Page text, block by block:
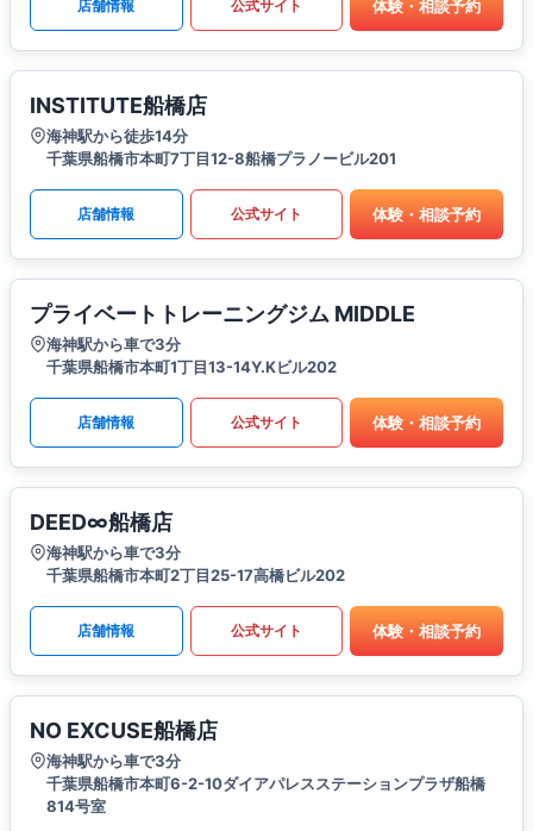
店舗情報 公式サイト 体験・相談予約
INSTITUTE船橋店
海神駅から徒歩14分
千葉県船橋市本町7丁目12-8船橋プラノービル201
店舗情報 公式サイト 体験・相談予約
プライベートトレーニングジム MIDDLE
海神駅から車で3分
千葉県船橋市本町1丁目13-14Y.Kビル202
店舗情報 公式サイト 体験・相談予約
DEED∞船橋店
海神駅から車で3分
千葉県船橋市本町2丁目25-17高橋ビル202
店舗情報 公式サイト 体験・相談予約
NO EXCUSE船橋店
海神駅から車で3分
千葉県船橋市本町6-2-10ダイアパレスステーションプラザ船橋
814号室